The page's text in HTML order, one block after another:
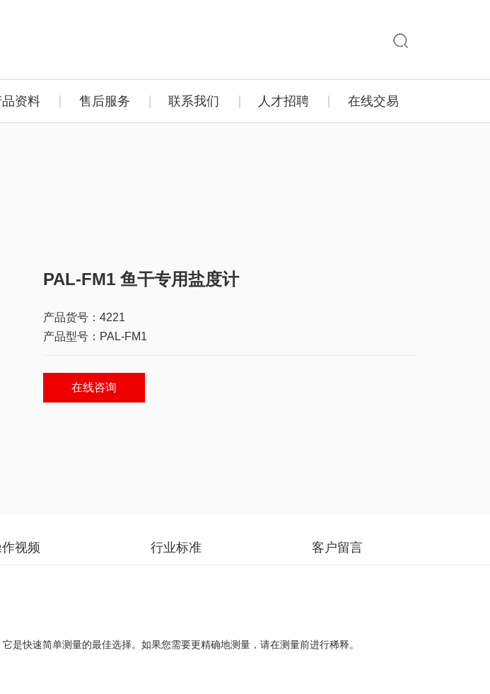
品资料 售后服务 联系我们 人才招聘 在线交易
PAL-FM1 鱼干专用盐度计
产品货号：4221
产品型号：PAL-FM1
在线咨询
视频 行业标准 客户留言
是快速简单测量的最佳选择。如果您需要更精确地测量，请在测量前进行稀释。